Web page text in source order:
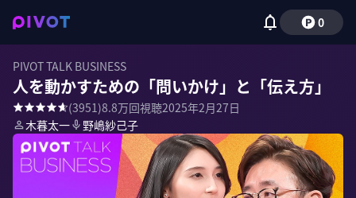
0
PIVOT TALK BUSINESS
人を動かすための「問いかけ」と「伝え方」
(3951)8.8万回視聴2025年2月27日
木暮太一
野嶋紗己子